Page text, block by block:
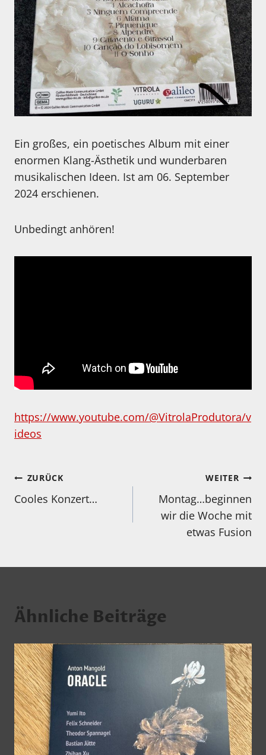
Ein großes, ein poetisches Album mit einer
enormen Klang-Ästhetik und wunderbaren
musikalischen Ideen. Ist am 06. September
2024 erschienen.
Unbedingt anhören!
https://www.youtube.com/@VitrolaProdutora/v
ideos
Beitragsnavigation
ZURÜCK
Cooles Konzert…
WEITER
Montag…beginnen
wir die Woche mit
etwas Fusion
Ähnliche Beiträge